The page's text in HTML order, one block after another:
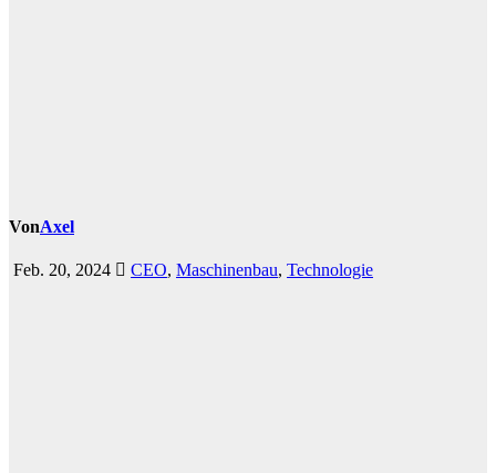
VonAxel
Feb. 20, 2024 CEO, Maschinenbau, Technologie